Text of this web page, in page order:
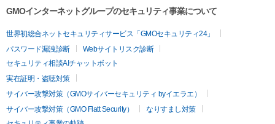
GMOインターネットグループのセキュリティ事業について
世界初総合ネットセキュリティサービス「GMOセキュリティ24」
パスワード漏洩診断
Webサイトリスク診断
セキュリティ相談AIチャットボット
実在証明・盗聴対策
サイバー攻撃対策（GMOサイバーセキュリティ byイエラエ）
サイバー攻撃対策（GMO Flatt Security）
なりすまし対策